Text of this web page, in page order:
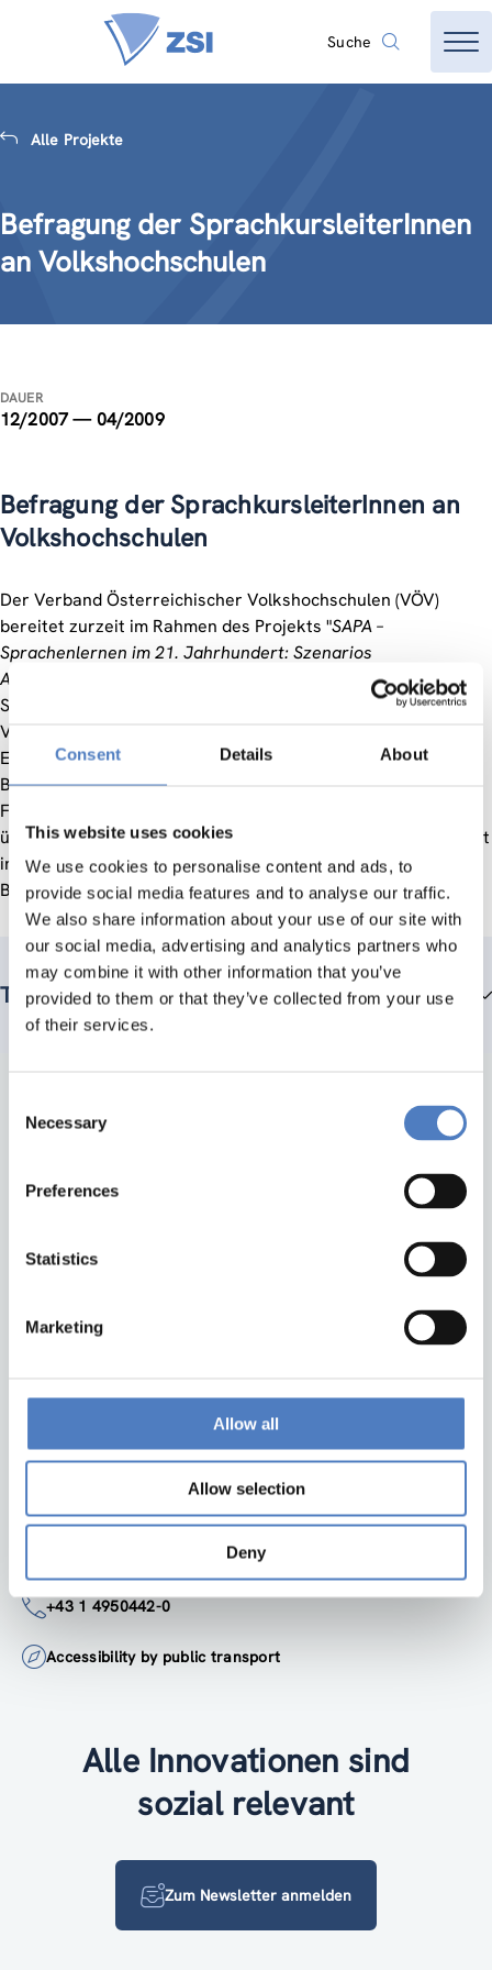
Consent Details About
This website uses cookies
We use cookies to personalise content and ads, to
provide social media features and to analyse our traffic.
We also share information about your use of our site with
our social media, advertising and analytics partners who
may combine it with other information that you’ve
provided to them or that they’ve collected from your use
of their services.
Selection
Necessary
Preferences
Statistics
Marketing
Allow all
Allow selection
Deny
Suche
Alle Projekte
Befragung der SprachkursleiterInnen
an Volkshochschulen
DAUER
12/2007 — 04/2009
Befragung der SprachkursleiterInnen an
Volkshochschulen
Der Verband Österreichischer Volkshochschulen (VÖV)
bereitet zurzeit im Rahmen des Projekts "SAPA –
Sprachenlernen im 21. Jahrhundert: Szenarios
Anforderungen – Profile – Ausbildung
" eine Befragung der
Sprachkursleiterinnen und Sprachkursleiter an allen
Volkshochschulen in Österreich vor. Der Zweck dieser
Erhebung ist es, mittelfristig ein verbessertes und genau den
Bedürfnissen entsprechendes Angebot an Aus- und
Fortbildungsmöglichkeiten schaffen zu können sowie besser
über die Voraussetzungen für erfolgreichen Sprachunterricht
in der Erwachsenenbildung Bescheid zu wissen. Die
Befragung wird im Frühjahr 2008 online durchgeführt.
Teammitglieder
Linke Wienzeile 246
Österreich
+43 1 4950442-0
Accessibility by public transport
Alle Innovationen sind
sozial relevant
Zum Newsletter anmelden